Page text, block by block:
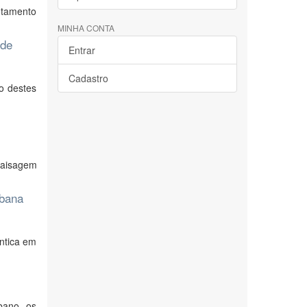
destes
em
MINHA CONTA
Entrar
Cadastro